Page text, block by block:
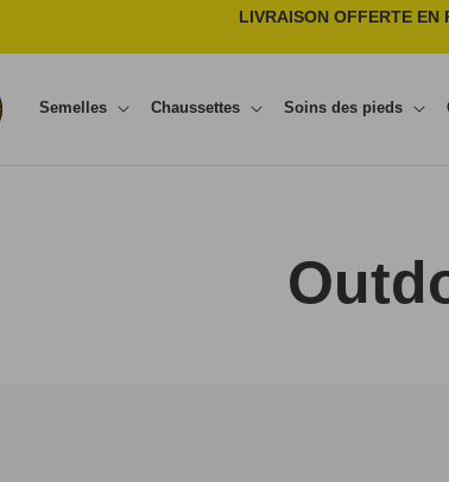
LIVRAISON OFFERTE EN
Semelles Chaussettes Soins des pieds